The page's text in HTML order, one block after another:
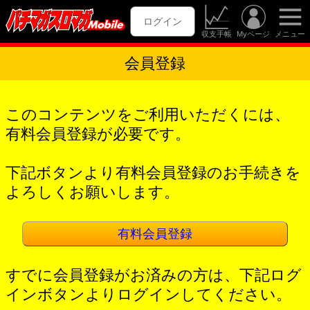
ログイン
収支手帳 Myページ メニュー
会員登録
このコンテンツをご利用いただくには、
有料会員登録が必要です。
下記ボタンより有料会員登録のお手続きを
よろしくお願いします。
有料会員登録
すでに会員登録がお済みの方は、下記ログ
インボタンよりログインしてください。